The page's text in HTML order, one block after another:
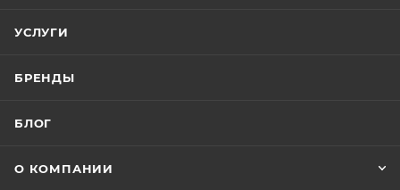
УСЛУГИ
БРЕНДЫ
БЛОГ
О КОМПАНИИ